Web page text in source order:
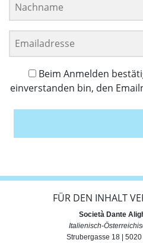
Beim Anmelden
einverstanden bin, den
FÜR DEN INHALT
Società Dante
Italienisch-
Strubergasse 18 |